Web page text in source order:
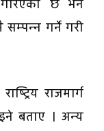
छ भने
गर्ने गरी
राजमार्ग
बताए । अन्य